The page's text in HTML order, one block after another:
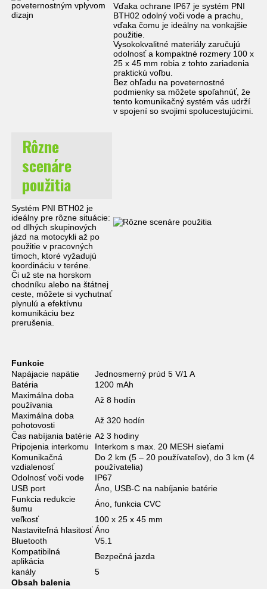
Vďaka ochrane IP67 je systém PNI
BTH02 odolný voči vode a prachu,
vďaka čomu je ideálny na vonkajšie
použitie.
Vysokokvalitné materiály zaručujú
odolnosť a kompaktné rozmery 100 x
25 x 45 mm robia z tohto zariadenia
praktickú voľbu.
Bez ohľadu na poveternostné
podmienky sa môžete spoľahnúť, že
tento komunikačný systém vás udrží
v spojení so svojimi spolucestujúcimi.
Rôzne
scenáre
použitia
Systém PNI BTH02 je
ideálny pre rôzne situácie:
od dlhých skupinových
jázd na motocykli až po
použitie v pracovných
tímoch, ktoré vyžadujú
koordináciu v teréne.
Či už ste na horskom
chodníku alebo na štátnej
ceste, môžete si vychutnať
plynulú a efektívnu
komunikáciu bez
prerušenia.
Funkcie
Napájacie napätie
Jednosmerný prúd 5 V/1 A
Batéria
1200 mAh
Maximálna doba
používania
Až 8 hodín
Maximálna doba
pohotovosti
Až 320 hodín
Čas nabíjania batérie Až 3 hodiny
Pripojenia interkomu
Interkom s max. 20 MESH sieťami
Komunikačná
vzdialenosť
Do 2 km (5 – 20 používateľov), do 3 km (4
používatelia)
Odolnosť voči vode
IP67
USB port
Áno, USB-C na nabíjanie batérie
Funkcia redukcie
šumu
Áno, funkcia CVC
veľkosť
100 x 25 x 45 mm
Nastaviteľná hlasitosť Áno
Bluetooth
V5.1
Kompatibilná
aplikácia
Bezpečná jazda
kanály
5
Obsah balenia